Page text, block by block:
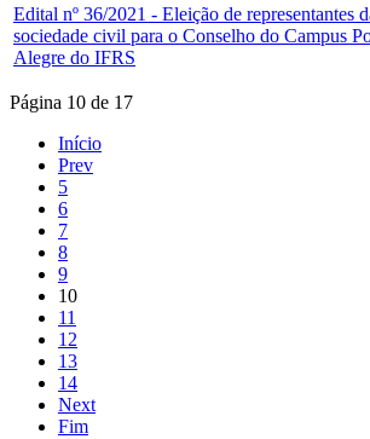
Edital nº 36/2021 - Eleição de representantes
sociedade civil para o Conselho do Campus
Alegre do IFRS
Página 10 de 17
Início
Prev
5
6
7
8
9
10
11
12
13
14
Next
Fim